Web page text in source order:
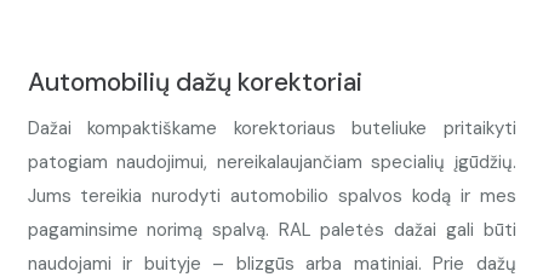
Automobilių dažų korektoriai
Dažai kompaktiškame korektoriaus buteliuke pritaikyti
patogiam naudojimui, nereikalaujančiam specialių įgūdžių.
Jums tereikia nurodyti automobilio spalvos kodą ir mes
pagaminsime norimą spalvą. RAL paletės dažai gali būti
naudojami ir buityje – blizgūs arba matiniai. Prie dažų